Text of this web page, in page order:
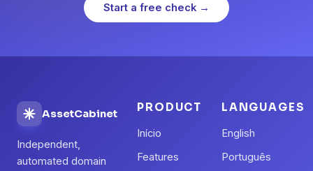
Start a free check →
AssetCabinet
Independent,
automated domain
PRODUCT
Início
Features
LANGUAGES
English
Português